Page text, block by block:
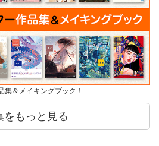
集＆メイキングブック！
をもっと見る